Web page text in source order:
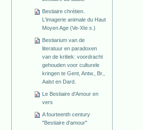
Bestiaire chrétien.
L'imagerie animale du Haut
Moyen Age (Ve-XIe s.)
Bestiarium van de
literatuur en paradoxen
van de kritiek: voordracht
gehouden voor culturele
kringen te Gent, Antw., Br.,
Aalst en Dard.
Le Bestiaire d'Amour en
vers
A fourteenth century
"Bestiaire d'amour"